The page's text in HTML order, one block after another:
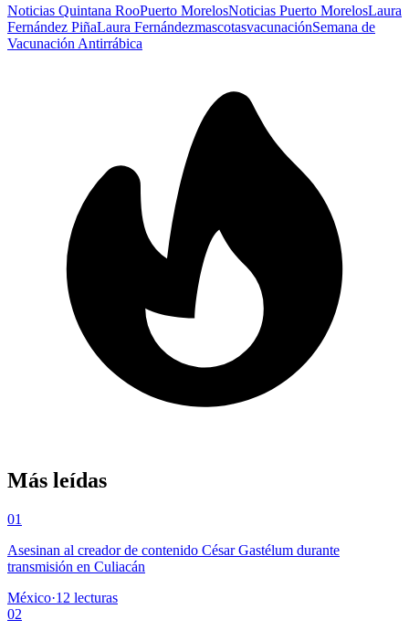
Noticias Quintana RooPuerto MorelosNoticias Puerto MorelosLaura
Fernández PiñaLaura FernándezmascotasvacunaciónSemana de
Vacunación Antirrábica
Más leídas
01
Asesinan al creador de contenido César Gastélum durante
transmisión en Culiacán
México·12 lecturas
02